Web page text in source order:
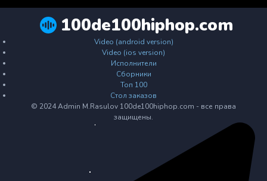
100de100hiphop.com
Video (android version)
Video (ios version)
Исполнители
Сборники
Топ 100
Стол заказов
© 2024 Admin M.Rasulov 100de100hiphop.com - все права
защищены.